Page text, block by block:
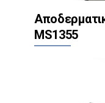
MS1355